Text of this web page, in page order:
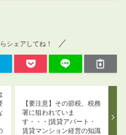
シェアしてね！
【要注意】その節税、税務
署に狙われていま
す・・・|賃貸アパート・
賃貸マンション経営の知識